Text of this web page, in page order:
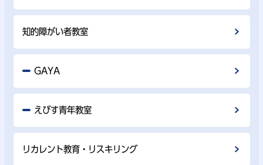
知的障がい者教室
GAYA
えびす青年教室
リカレント教育・リスキリング